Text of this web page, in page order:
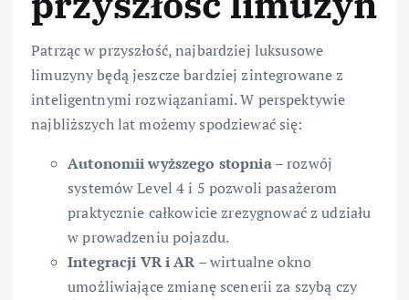
Patrząc w przyszłość, najbardziej luksusowe
limuzyny będą jeszcze bardziej zintegrowane z
inteligentnymi rozwiązaniami. W perspektywie
najbliższych lat możemy spodziewać się:
Autonomii wyższego stopnia– rozwój
systemów Level 4 i 5 pozwoli pasażerom
praktycznie całkowicie zrezygnować z udziału
w prowadzeniu pojazdu.
Integracji VR i AR – wirtualne okno
umożliwiające zmianę scenerii za szybą czy